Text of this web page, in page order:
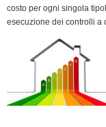
costo per ogni singola
esecuzione dei controlli a